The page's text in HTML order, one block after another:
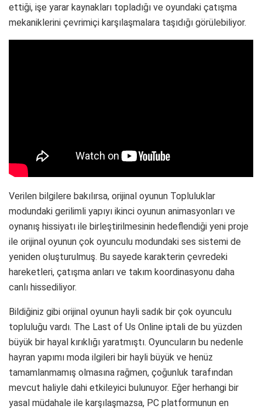
ettiği, işe yarar kaynakları topladığı ve oyundaki çatışma
mekaniklerini çevrimiçi karşılaşmalara taşıdığı görülebiliyor.
Verilen bilgilere bakılırsa, orijinal oyunun Topluluklar
modundaki gerilimli yapıyı ikinci oyunun animasyonları ve
oynanış hissiyatı ile birleştirilmesinin hedeflendiği yeni proje
ile orijinal oyunun çok oyunculu modundaki ses sistemi de
yeniden oluşturulmuş. Bu sayede karakterin çevredeki
hareketleri, çatışma anları ve takım koordinasyonu daha
canlı hissediliyor.
Bildiğiniz gibi orijinal oyunun hayli sadık bir çok oyunculu
topluluğu vardı. The Last of Us Online iptali de bu yüzden
büyük bir hayal kırıklığı yaratmıştı. Oyuncuların bu nedenle
hayran yapımı moda ilgileri bir hayli büyük ve henüz
tamamlanmamış olmasına rağmen, çoğunluk tarafından
mevcut haliyle dahi etkileyici bulunuyor. Eğer herhangi bir
yasal müdahale ile karşılaşmazsa, PC platformunun en